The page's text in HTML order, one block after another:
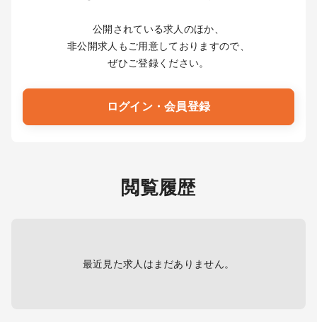
公開されている求人のほか、
非公開求人もご用意しておりますので、
ぜひご登録ください。
ログイン・会員登録
閲覧履歴
最近見た求人はまだありません。